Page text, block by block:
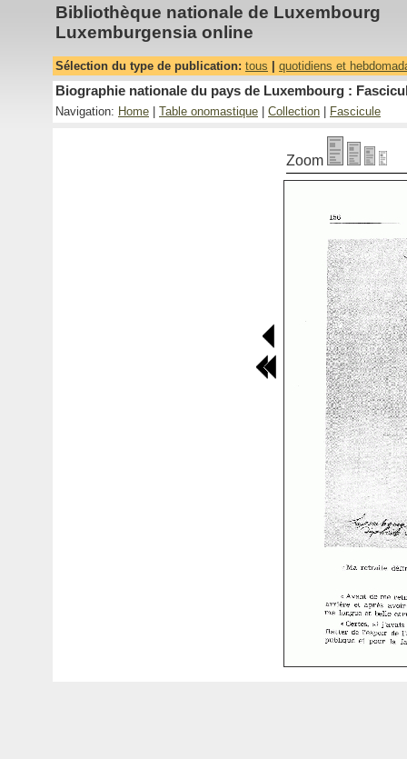
Bibliothèque nationale de Luxembourg
Luxemburgensia online
Sélection du type de publication: tous quotidiens et
Biographie nationale du pays de Luxembourg :
Navigation: Home Table onomastique Collection Fascicule
Zoom